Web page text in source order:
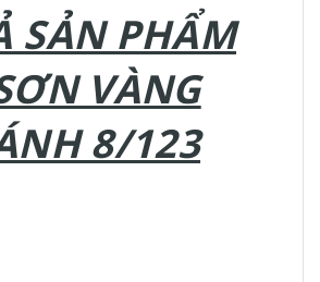
SẢN PHẨM
VÀNG
8/123